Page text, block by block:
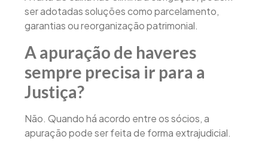
ser adotadas soluções como parcelamento,
garantias ou reorganização patrimonial.
A apuração de haveres
sempre precisa ir para a
Justiça?
Não. Quando há acordo entre os sócios, a
apuração pode ser feita de forma extrajudicial.